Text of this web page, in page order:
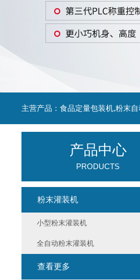
主营产品：食品定量包装机,粉末
产品中心
PRODUCTS
粉末灌装机
小型粉末灌装机
全自动粉末灌装机
查看更多